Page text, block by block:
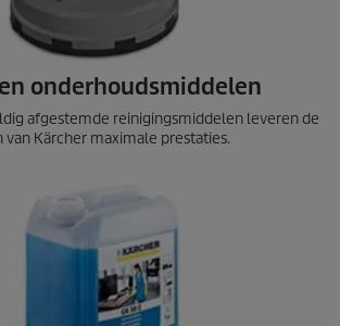
onderhoudsmiddelen
afgestemde reinigingsmiddelen leveren de
van Kärcher maximale prestaties.